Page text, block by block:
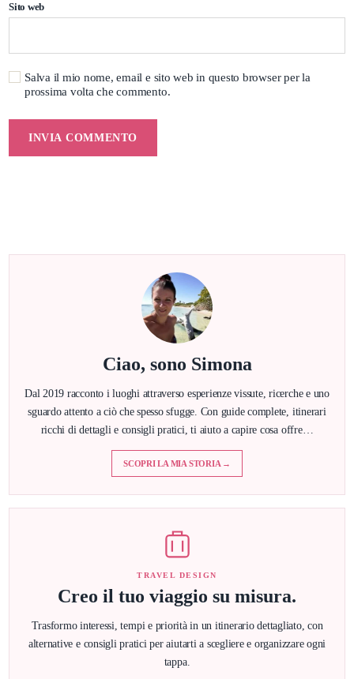
Sito web
Salva il mio nome, email e sito web in questo browser per la
prossima volta che commento.
Ciao, sono Simona
Dal 2019 racconto i luoghi attraverso esperienze vissute, ricerche e uno
sguardo attento a ciò che spesso sfugge. Con guide complete, itinerari
ricchi di dettagli e consigli pratici, ti aiuto a capire cosa offre…
SCOPRI LA MIA STORIA →
TRAVEL DESIGN
Creo il tuo viaggio su misura.
Trasformo interessi, tempi e priorità in un itinerario dettagliato, con
alternative e consigli pratici per aiutarti a scegliere e organizzare ogni
tappa.